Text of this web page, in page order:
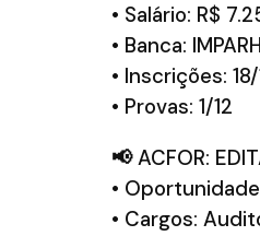
• Salário: R$
• Banca: IMPARH
• Inscrições: 18/
• Provas: 1/12
📢ACFOR:
•
• Cargos: